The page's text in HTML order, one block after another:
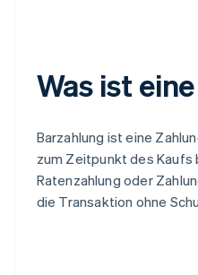
Was ist
Barzahlung ist eine
zum Zeitpunkt des Kaufs
Ratenzahlung oder
die Transaktion ohne